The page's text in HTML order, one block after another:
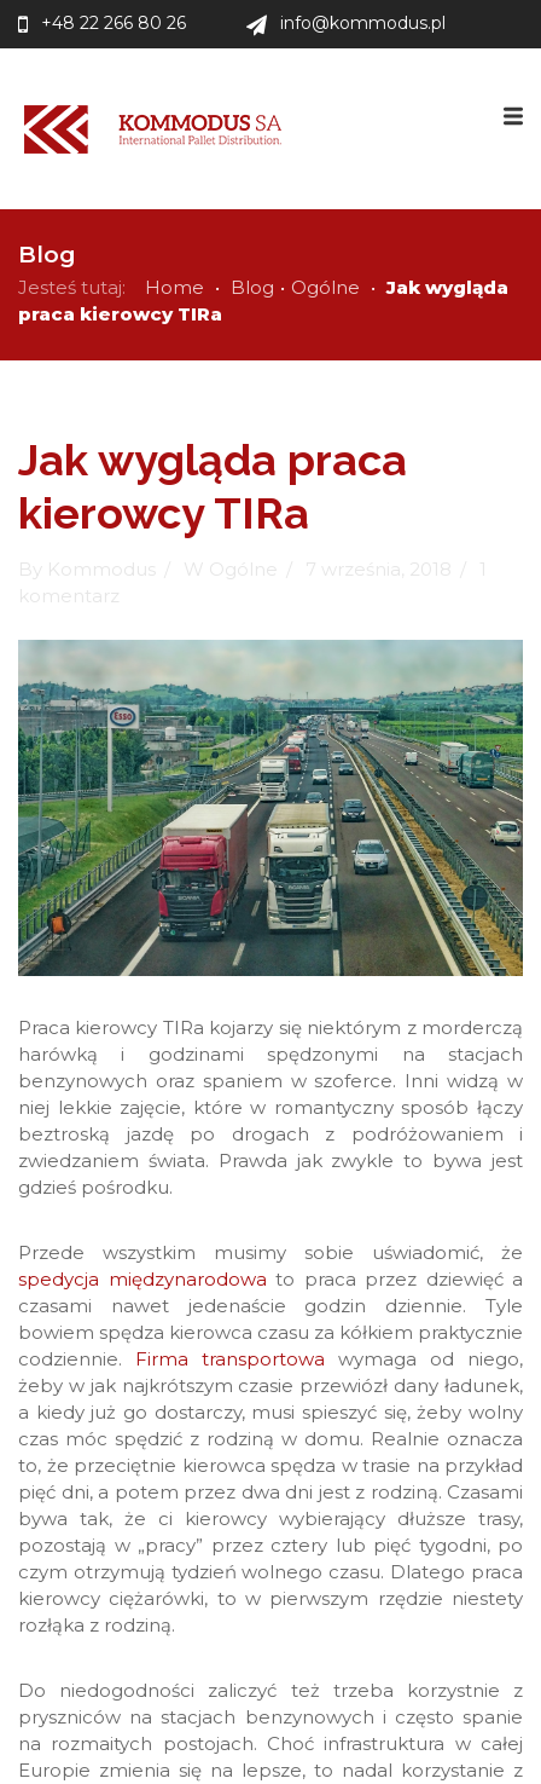
+48 22 266 80 26 info@kommodus.pl
Blog
Jesteś tutaj: Home • Blog • Ogólne • Jak wygląda
praca kierowcy TIRa
Jak wygląda praca
kierowcy TIRa
By Kommodus W Ogólne 7 września, 2018
1
komentarz
Praca kierowcy TIRa kojarzy się niektórym z morderczą
harówką i godzinami spędzonymi na stacjach
benzynowych oraz spaniem w szoferce. Inni widzą w
niej lekkie zajęcie, które w romantyczny sposób łączy
beztroską jazdę po drogach z podróżowaniem i
zwiedzaniem świata. Prawda jak zwykle to bywa jest
gdzieś pośrodku.
Przede wszystkim musimy sobie uświadomić, że
spedycja międzynarodowa to praca przez dziewięć a
czasami nawet jedenaście godzin dziennie. Tyle
bowiem spędza kierowca czasu za kółkiem praktycznie
codziennie. Firma transportowa wymaga od niego,
żeby w jak najkrótszym czasie przewiózł dany ładunek,
a kiedy już go dostarczy, musi spieszyć się, żeby wolny
czas móc spędzić z rodziną w domu. Realnie oznacza
to, że przeciętnie kierowca spędza w trasie na przykład
pięć dni, a potem przez dwa dni jest z rodziną. Czasami
bywa tak, że ci kierowcy wybierający dłuższe trasy,
pozostają w „pracy” przez cztery lub pięć tygodni, po
czym otrzymują tydzień wolnego czasu. Dlatego praca
kierowcy ciężarówki, to w pierwszym rzędzie niestety
rozłąka z rodziną.
Do niedogodności zaliczyć też trzeba korzystnie z
pryszniców na stacjach benzynowych i często spanie
na rozmaitych postojach. Choć infrastruktura w całej
Europie zmienia się na lepsze, to nadal korzystanie z